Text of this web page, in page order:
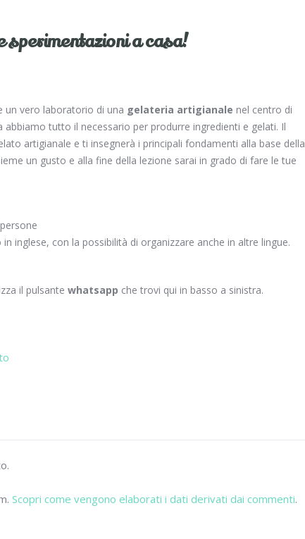
sperimentazioni a casa!
un vero laboratorio di una gelateria artigianale nel centro di
tutto il necessario per produrre ingredienti e gelati. Il
artigianale e ti insegnerà i principali fondamenti alla base della
un gusto e alla fine della lezione sarai in grado di fare le tue
inglese, con la possibilità di organizzare anche in altre lingue.
il pulsante whatsapp che trovi qui in basso a sinistra.
Scopri come vengono elaborati i dati derivati dai commenti.